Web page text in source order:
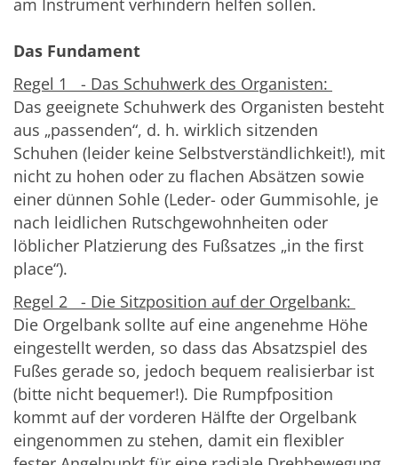
Das Fundament
Regel 1 - Das Schuhwerk des Organisten:
Das geeignete Schuhwerk des Organisten besteht
aus „passenden“, d. h. wirklich sitzenden
Schuhen (leider keine Selbstverständlichkeit!), mit
nicht zu hohen oder zu flachen Absätzen sowie
einer dünnen Sohle (Leder- oder Gummisohle, je
nach leidlichen Rutschgewohnheiten oder
löblicher Platzierung des Fußsatzes „in the first
place“).
Regel 2 - Die Sitzposition auf der Orgelbank:
Die Orgelbank sollte auf eine angenehme Höhe
eingestellt werden, so dass das Absatzspiel des
Fußes gerade so, jedoch bequem realisierbar ist
(bitte nicht bequemer!). Die Rumpfposition
kommt auf der vorderen Hälfte der Orgelbank
eingenommen zu stehen, damit ein flexibler